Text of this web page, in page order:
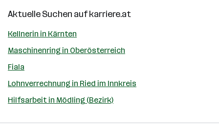
Aktuelle Suchen aufkarriere.at
Kellnerin in Kärnten
Maschinenring in Oberösterreich
Fiala
Lohnverrechnung in Ried im Innkreis
Hilfsarbeit in Mödling (Bezirk)